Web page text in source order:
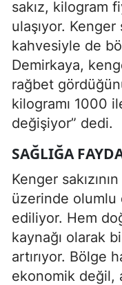
sakız, kilogram
ulaşıyor. Kenger
kahvesiyle de
Demirkaya,
rağbet
kilogramı 1000
değişiyor” dedi.
SAĞLIĞA
Kenger
üzerinde
ediliyor. Hem
kaynağı olarak
artırıyor. Bölge
ekonomik değil,